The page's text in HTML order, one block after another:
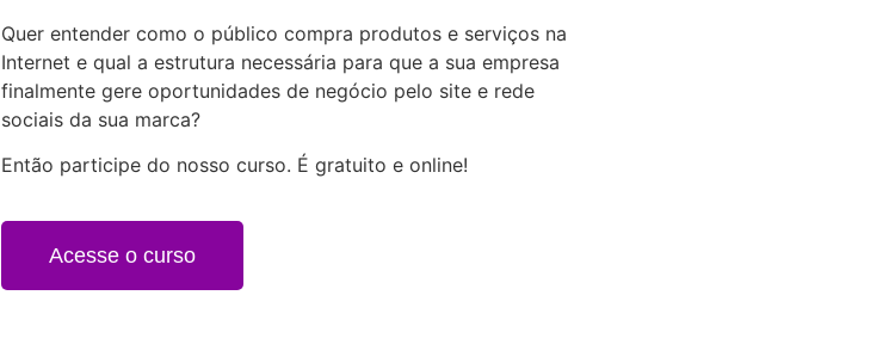
Quer entender como o público compra produtos e serviços na
Internet e qual a estrutura necessária para que a sua empresa
finalmente gere oportunidades de negócio pelo site e rede
sociais da sua marca?
Então participe do nosso curso. É gratuito e online!
Acesse o curso